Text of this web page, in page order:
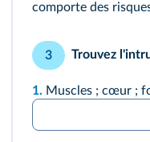
comporte des
3 Trouvez
1. Muscles ; cœur ;